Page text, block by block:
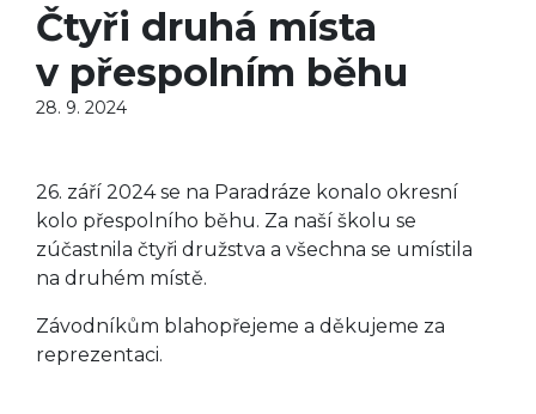
Čtyři druhá místa
v přespolním běhu
28. 9. 2024
26. září 2024 se na Paradráze konalo okresní
kolo přespolního běhu. Za naší školu se
zúčastnila čtyři družstva a všechna se umístila
na druhém místě.
Závodníkům blahopřejeme a děkujeme za
reprezentaci.